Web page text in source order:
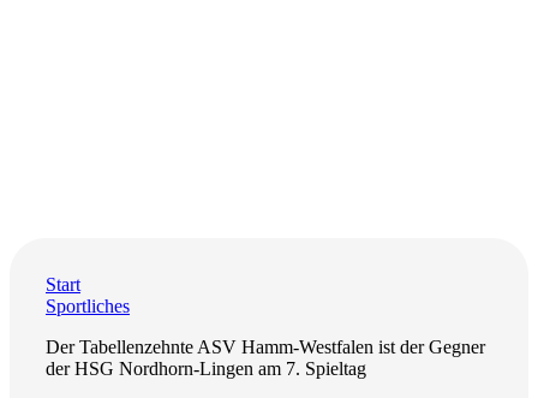
Start
Sportliches
Der Tabellenzehnte ASV Hamm-Westfalen ist der Gegner
der HSG Nordhorn-Lingen am 7. Spieltag